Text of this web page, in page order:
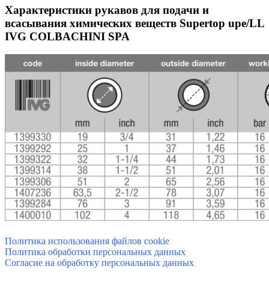
Характеристики рукавов для подачи и
всасывания химических веществ Supertop upe/LL
IVG COLBACHINI SPA
Политика использования файлов cookie
Политика обработки персональных данных
Согласие на обработку персональных данных